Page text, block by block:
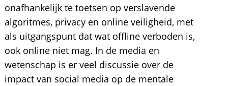
onafhankelijk te toetsen op verslavende
algoritmes, privacy en online veiligheid, met
als uitgangspunt dat wat offline verboden is,
ook online niet mag. In de media en
wetenschap is er veel discussie over de
impact van social media op de mentale